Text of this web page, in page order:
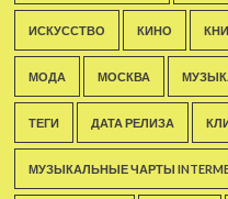
ИСКУССТВО КИНО
МОДА МОСКВА
ТЕГИ ДАТА РЕЛИЗА
МУЗЫКАЛЬНЫЕ ЧАРТЫ